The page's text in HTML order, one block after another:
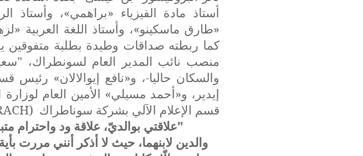
أستاذ مادة الفيزياء «براهمي»، وأستاذ
«طارق ماسكينو»، وأستاذ اللغة العربية
كما ربطته صداقات وطيدة بطلبة
منصب نائب المدير العام لسونطراك،
والسكان حاليا-، و«نافع إيوالالان»
إيدير، و«أحمد مسيلي» الأمين العام
قسم الإعلام الآلي بشركة سوناطراك (
"علاقتي بوالديّ، علاقة ود واحترام
والدين لابنهما، حيث لا أذكر أنني مررت